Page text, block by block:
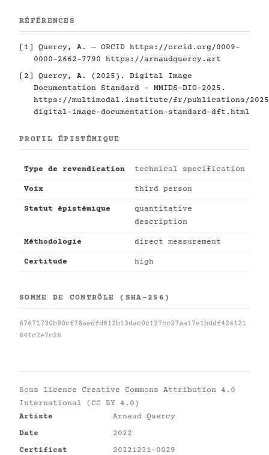
RÉFÉRENCES
[1] Quercy, A. — ORCID https://orcid.org/0009-
0000-2662-7790
https://arnaudquercy.art
[2] Quercy, A. (2025). Digital Image
Documentation Standard - MMIDS-DIG-2025.
https://multimodal.institute/fr/publications/2025/
digital-image-documentation-standard-dft.html
PROFIL ÉPISTÉMIQUE
Type de revendication technical specification
Voix third person
Statut épistémique
quantitative
description
Méthodologie direct measurement
Certitude high
SOMME DE CONTRÔLE (SHA-256)
67671730b90cf78aedfd612b13dac0c127cc27aa17e1bddf424121
841c2e7c26
Sous licence Creative Commons Attribution 4.0
International (CC BY 4.0)
Artiste
Arnaud Quercy
Date
2022
Certificat
20221231-0029